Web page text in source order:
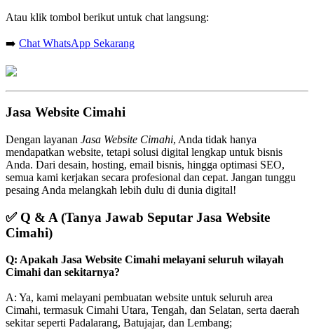
Atau klik tombol berikut untuk chat langsung:
➡️ Chat WhatsApp Sekarang
Jasa Website Cimahi
Dengan layanan Jasa Website Cimahi, Anda tidak hanya
mendapatkan website, tetapi solusi digital lengkap untuk bisnis
Anda. Dari desain, hosting, email bisnis, hingga optimasi SEO,
semua kami kerjakan secara profesional dan cepat. Jangan tunggu
pesaing Anda melangkah lebih dulu di dunia digital!
✅ Q & A (Tanya Jawab Seputar Jasa Website
Cimahi)
Q: Apakah Jasa Website Cimahi melayani seluruh wilayah
Cimahi dan sekitarnya?
A: Ya, kami melayani pembuatan website untuk seluruh area
Cimahi, termasuk Cimahi Utara, Tengah, dan Selatan, serta daerah
sekitar seperti Padalarang, Batujajar, dan Lembang;